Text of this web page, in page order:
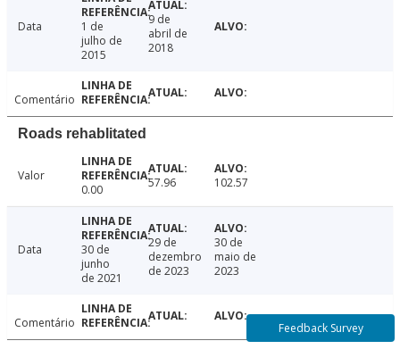
Data
1 de
julho de
2015
9 de
abril de
2018
Comentário
Roads rehablitated
Valor
0.00
57.96 102.57
Data
30 de
junho
de 2021
29 de
dezembro
de 2023
30 de
maio de
2023
Comentário Feedback Survey